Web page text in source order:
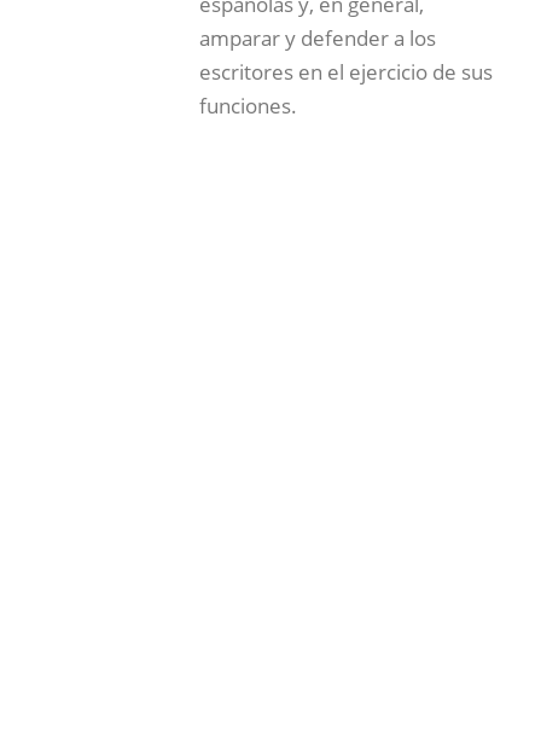
amparar y defender a los
escritores en el ejercicio de sus
funciones.